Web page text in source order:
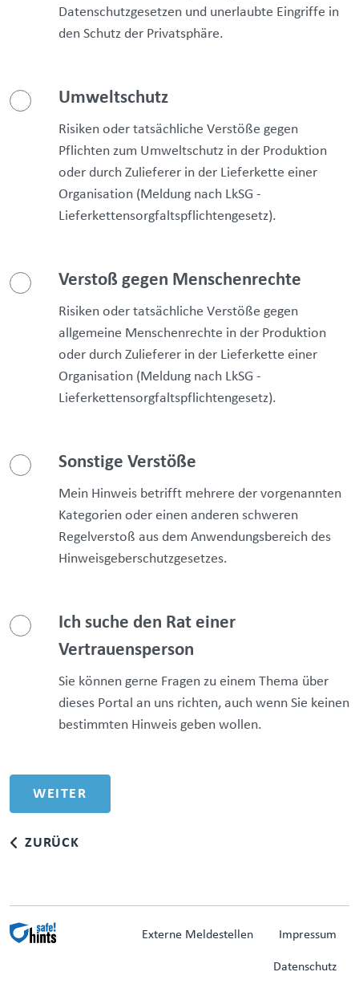
Datenschutzgesetzen und unerlaubte Eingriffe in
den Schutz der Privatsphäre.
Umweltschutz
Risiken oder tatsächliche Verstöße gegen
Pflichten zum Umweltschutz in der Produktion
oder durch Zulieferer in der Lieferkette einer
Organisation (Meldung nach LkSG -
Lieferkettensorgfaltspflichtengesetz).
Verstoß gegen Menschenrechte
Risiken oder tatsächliche Verstöße gegen
allgemeine Menschenrechte in der Produktion
oder durch Zulieferer in der Lieferkette einer
Organisation (Meldung nach LkSG -
Lieferkettensorgfaltspflichtengesetz).
Sonstige Verstöße
Mein Hinweis betrifft mehrere der vorgenannten
Kategorien oder einen anderen schweren
Regelverstoß aus dem Anwendungsbereich des
Hinweisgeberschutzgesetzes.
Ich suche den Rat einer
Vertrauensperson
Sie können gerne Fragen zu einem Thema über
dieses Portal an uns richten, auch wenn Sie keinen
bestimmten Hinweis geben wollen.
ZURÜCK
Externe Meldestellen Impressum
Datenschutz